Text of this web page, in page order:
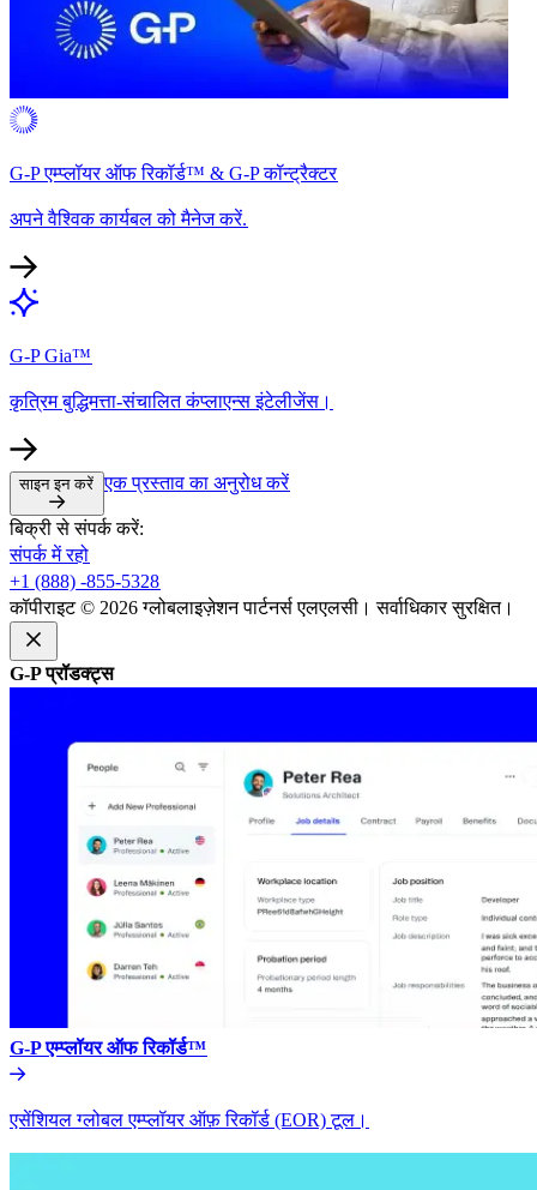
G-P एम्प्लॉयर ऑफ रिकॉर्ड™ & G-P कॉन्ट्रैक्टर​​
अपने वैश्विक कार्यबल को मैनेज करें.​​
G-P Gia™​​
कृत्रिम बुद्धिमत्ता-संचालित कंप्लाएन्स इंटेलीजेंस।​​
साइन इन करें​​ एक प्रस्ताव का अनुरोध करें​​
बिक्री से संपर्क करें:​​
संपर्क में रहो​​
+1 (888) -855-5328​​
कॉपीराइट © 2026 ग्लोबलाइज़ेशन पार्टनर्स एलएलसी। सर्वाधिकार सुरक्षित।​​
G-P प्रॉडक्ट्स​​
G-P एम्प्लॉयर ऑफ रिकॉर्ड™​​
एसेंशियल ग्लोबल एम्प्लॉयर ऑफ़ रिकॉर्ड (EOR) टूल।​​